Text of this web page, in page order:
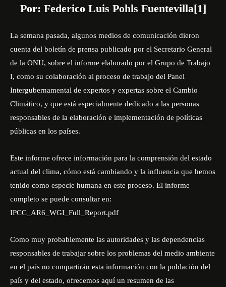
Por: Federico Luis Pohls Fuentevilla[1]
La semana pasada, algunos medios de comunicación dieron
cuenta del boletín de prensa publicado por el Secretario General
de la ONU, sobre el informe elaborado por el Grupo de Trabajo
I, como su colaboración al proceso de trabajo del Panel
Intergubernamental de expertos y expertas sobre el Cambio
Climático, y que está especialmente dedicado a las personas
responsables de la elaboración e implementación de políticas
públicas en los países.
Este informe ofrece información para la comprensión del estado
actual del clima, cómo está cambiando y la influencia que hemos
tenido como especie humana en este proceso. El informe
completo se puede consultar en:
IPCC_AR6_WGI_Full_Report.pdf
Como muy probablemente las autoridades y las dependencias
responsables de trabajar sobre los problemas del medio ambiente
en el país no compartirán esta información con la población del
país y del estado, ofrecemos aquí un resumen de las